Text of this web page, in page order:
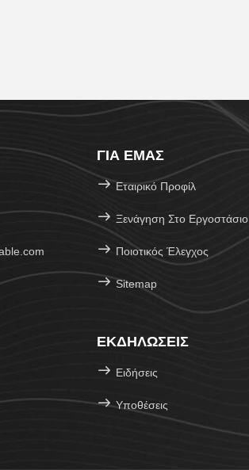
ΓΙΑ ΕΜΆΣ
Εταιρικό Προφίλ
Ξενάγηση Στο Εργοστάσιο
Ποιοτικός Έλεγχος
Sitemap
ΕΚΔΗΛΏΣΕΙΣ
Ειδήσεις
Υποθέσεις